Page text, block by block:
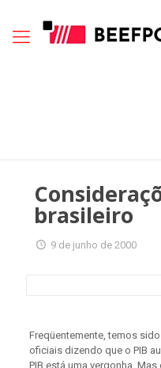
brasileiro
9 de junho de 2000
Freqüentemente, temos
oficiais dizendo que o PIB
PIB está uma vergonha. Mas